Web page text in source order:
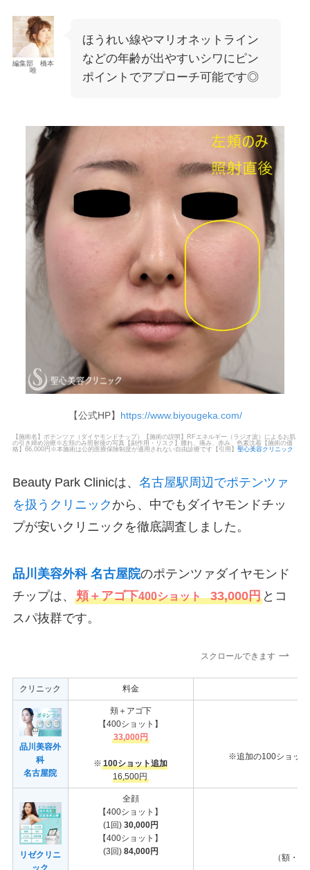
編集部 橋本
唯
ほうれい線やマリオネットライン
などの年齢が出やすいシワにピン
ポイントでアプローチ可能です◎
【公式HP】 https://www.biyougeka.com/
【施術名】ポテンツァ（ダイヤモンドチップ）【施術の説明】RFエネルギー（ラジオ波）によるお肌
の引き締め治療※左頬のみ照射後の写真【副作用・リスク】腫れ、痛み、赤み、色素沈着【施術の価
格】66,000円※本施術は公的医療保険制度が適用されない自由診療です【引用】 聖心美容クリニック
Beauty Park Clinicは、 名古屋駅周辺でポテンツァ
を扱うクリニック から、中でもダイヤモンドチッ
プが安いクリニックを徹底調査しました。
品川美容外科 名古屋院のポテンツァダイヤモンド
チップは、 頬＋アゴ下400ショット 33,000円とコ
スパ抜群です。
スクロールできます
クリニック 料金
品川美容外
科
名古屋院
頬＋アゴ下
【400ショット】
33,000円
※100ショット追加
16,500円
※追加の100ショッ
リゼクリニ
ック
全顔
【400ショット】
(1回) 30,000円
【400ショット】
(3回) 84,000円
（額・